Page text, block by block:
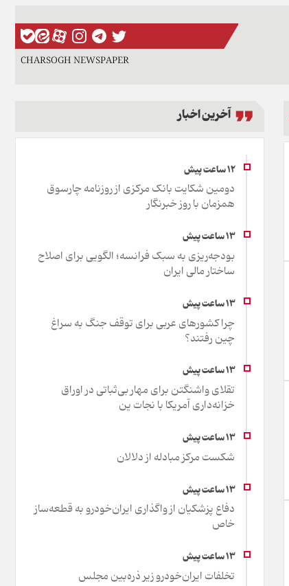
CHARSOGH NEWSPAPER
آخرین اخبار
دومین شکایت بانک مرکزی از روزنامه چارسوق
همزمان با روز خبرنگار
بودجه‌ریزی به سبک فرانسه؛ الگویی برای اصلاح
ساختار مالی ایران
چرا کشورهای عربی برای توقف جنگ به سراغ
چین رفتند؟
تقلای واشنگتن برای مهار بی‌ثباتی در اوراق
خزانه‌داری آمریکا با نجات ین
شکست مرکز مبادله از دلالان
دفاع پزشکیان از واگذاری ایران‌خودرو به قطعه‌ساز
خاص
تخلفات ایران‌خودرو زیر ذره‌بین مجلس